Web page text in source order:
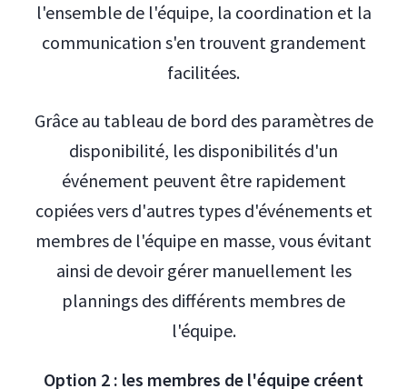
l'ensemble de l'équipe, la coordination et la
communication s'en trouvent grandement
facilitées.
Grâce au tableau de bord des paramètres de
disponibilité, les disponibilités d'un
événement peuvent être rapidement
copiées vers d'autres types d'événements et
membres de l'équipe en masse, vous évitant
ainsi de devoir gérer manuellement les
plannings des différents membres de
l'équipe.
Option 2 : les membres de l'équipe créent